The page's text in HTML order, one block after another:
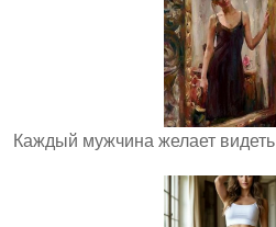
Каждый мужчина желает